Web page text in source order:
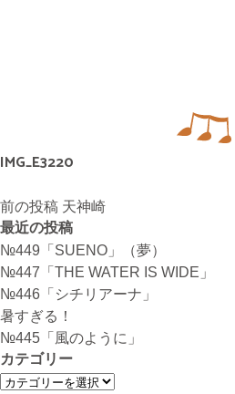
携帯
090-
080-3853-
IMG_E3220
投
稿
ナ
ビ
ゲ
ー
シ
ョ
ン
前の投稿 天神崎
最近の投稿
№449「SUENO」（夢）
№447「THE WATER IS WIDE」
№446「シチリアーナ」
暑すぎる！
№445「風のように」
カテゴリー
カ